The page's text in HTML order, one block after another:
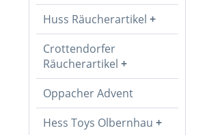
Huss Räucherartikel
Crottendorfer
Räucherartikel
Oppacher Advent
Hess Toys Olbernhau